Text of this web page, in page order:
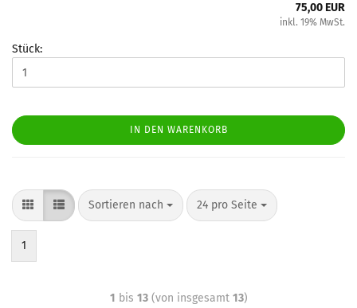
75,00 EUR
inkl. 19% MwSt.
Stück:
IN DEN WARENKORB
Sortieren nach 24 pro Seite
1
1 bis 13(von insgesamt 13)